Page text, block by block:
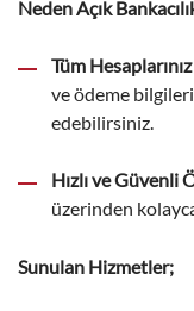
Neden Açık
Tüm
ve ödeme
edebilirsiniz.
Hızlı ve Güvenli
üzerinden
Sunulan Hizmetler;